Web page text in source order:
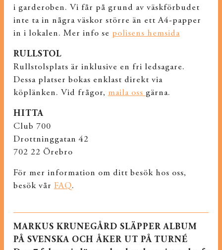
i garderoben. Vi får på grund av väskförbudet
inte ta in några väskor större än ett A4-papper
in i lokalen. Mer info se polisens hemsida
RULLSTOL
Rullstolsplats är inklusive en fri ledsagare.
Dessa platser bokas enklast direkt via
köplänken. Vid frågor, maila oss gärna.
HITTA
Club 700
Drottninggatan 42
702 22 Örebro
För mer information om ditt besök hos oss,
besök vår FAQ.
MARKUS KRUNEGÅRD SLÄPPER ALBUM
PÅ SVENSKA OCH ÅKER UT PÅ TURNÉ